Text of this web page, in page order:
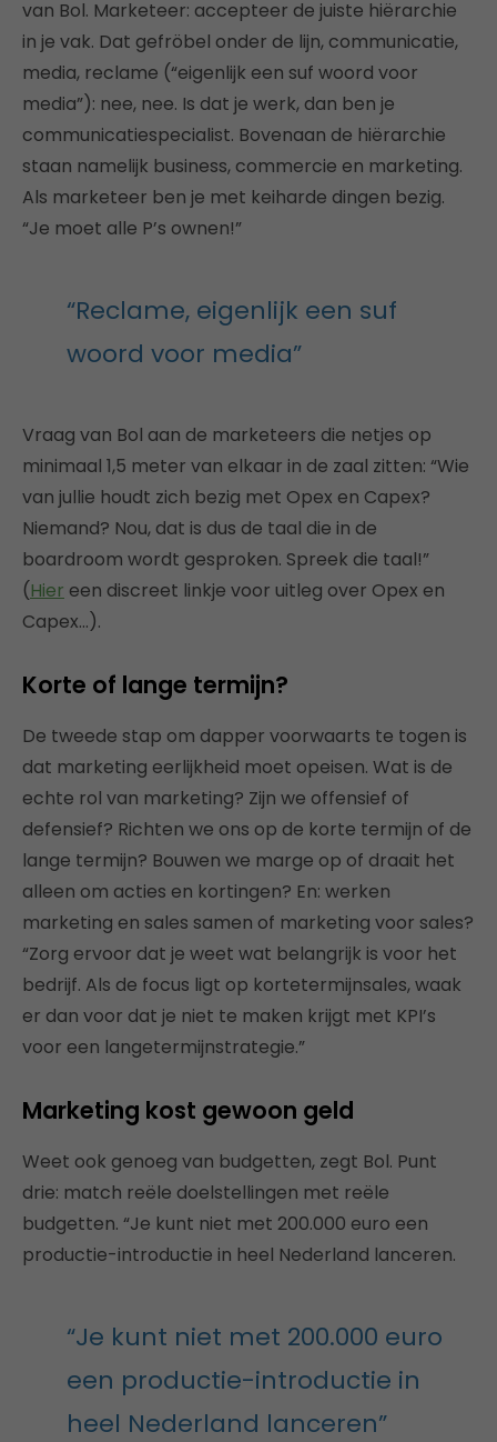
van Bol. Marketeer: accepteer de juiste hiërarchie
in je vak. Dat gefröbel onder de lijn, communicatie,
media, reclame (“eigenlijk een suf woord voor
media”): nee, nee. Is dat je werk, dan ben je
communicatiespecialist. Bovenaan de hiërarchie
staan namelijk business, commercie en marketing.
Als marketeer ben je met keiharde dingen bezig.
“Je moet alle P’s ownen!”
“Reclame, eigenlijk een suf
woord voor media”
Vraag van Bol aan de marketeers die netjes op
minimaal 1,5 meter van elkaar in de zaal zitten: “Wie
van jullie houdt zich bezig met Opex en Capex?
Niemand? Nou, dat is dus de taal die in de
boardroom wordt gesproken. Spreek die taal!”
(Hier een discreet linkje voor uitleg over Opex en
Capex…).
Korte of lange termijn?
De tweede stap om dapper voorwaarts te togen is
dat marketing eerlijkheid moet opeisen. Wat is de
echte rol van marketing? Zijn we offensief of
defensief? Richten we ons op de korte termijn of de
lange termijn? Bouwen we marge op of draait het
alleen om acties en kortingen? En: werken
marketing en sales samen of marketing voor sales?
“Zorg ervoor dat je weet wat belangrijk is voor het
bedrijf. Als de focus ligt op kortetermijnsales, waak
er dan voor dat je niet te maken krijgt met KPI’s
voor een langetermijnstrategie.”
Marketing kost gewoon geld
Weet ook genoeg van budgetten, zegt Bol. Punt
drie: match reële doelstellingen met reële
budgetten. “Je kunt niet met 200.000 euro een
productie-introductie in heel Nederland lanceren.
“Je kunt niet met 200.000 euro
een productie-introductie in
heel Nederland lanceren”